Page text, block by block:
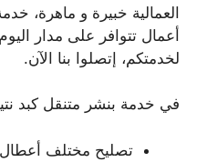
العمالية خبيرة و ماهرة،
أعمال تتوافر على مدار
لخدمتكم، إتصلوا بنا الآن.
في خدمة بنشر متنقل كبد
تصليح مختلف أعطال